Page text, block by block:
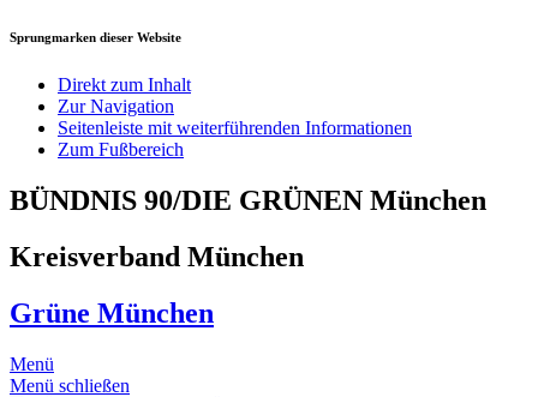
Sprungmarken dieser Website
Direkt zum Inhalt
Zur Navigation
Seitenleiste mit weiterführenden Informationen
Zum Fußbereich
BÜNDNIS 90/DIE GRÜNEN München
Kreisverband München
Grüne München
Menü
Menü schließen